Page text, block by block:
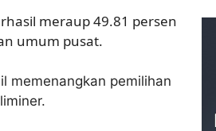
meraup 49.81 persen
umum pusat.
memenangkan pemilihan